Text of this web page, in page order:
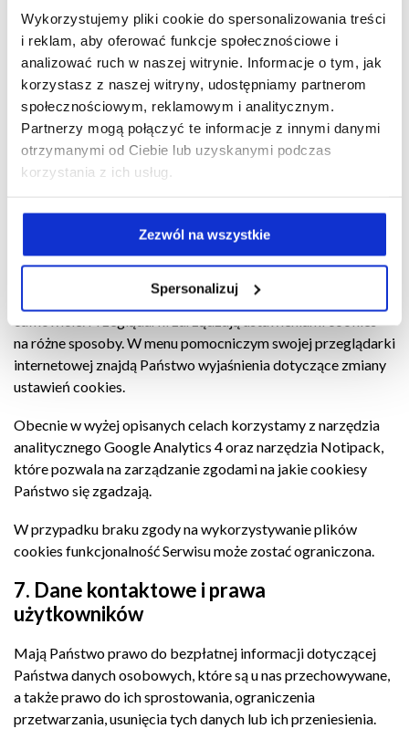
Wykorzystujemy pliki cookie do spersonalizowania treści
i reklam, aby oferować funkcje społecznościowe i
analizować ruch w naszej witrynie. Informacje o tym, jak
korzystasz z naszej witryny, udostępniamy partnerom
społecznościowym, reklamowym i analitycznym.
Partnerzy mogą połączyć te informacje z innymi danymi
otrzymanymi od Ciebie lub uzyskanymi podczas
korzystania z ich usług.
Zezwól na wszystkie
Spersonalizuj
uzasadnionego interesu, polegającego na optymalnej
prezentacji naszej oferty. Cookies są małymi plikami
tekstowymi, które są automatycznie zapisywane na Państwa
urządzeniu końcowym. Niektóre używane przez nas cookies
są usuwane po zakończeniu sesji przeglądarki internetowej,
tzn. po jej zamknięciu (tzw. cookies sesyjne). Inne cookies
są zachowywane na Państwa urządzeniu końcowym
i umożliwiają nam rozpoznanie Państwa przeglądarki przy
przechowywania podany jest w ustawieniach cookies
Państwa przeglądarki internetowej. Przeglądarkę można
skonfigurować w ten sposób, aby otrzymywać informację
akceptacji lub odrzuceniu w określonych przypadkach lub
na różne sposoby. W menu pomocniczym swojej przeglądarki
internetowej znajdą Państwo wyjaśnienia dotyczące zmiany
ustawień cookies.
Obecnie w wyżej opisanych celach korzystamy z narzędzia
analitycznego Google Analytics 4 oraz narzędzia Notipack,
które pozwala na zarządzanie zgodami na jakie cookiesy
Państwo się zgadzają.
W przypadku braku zgody na wykorzystywanie plików
cookies funkcjonalność Serwisu może zostać ograniczona.
7. Dane kontaktowe i prawa
użytkowników
Mają Państwo prawo do bezpłatnej informacji dotyczącej
Państwa danych osobowych, które są u nas przechowywane,
a także prawo do ich sprostowania, ograniczenia
przetwarzania, usunięcia tych danych lub ich przeniesienia.